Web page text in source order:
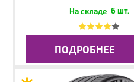
6 шт.
ПОДРОБНЕЕ